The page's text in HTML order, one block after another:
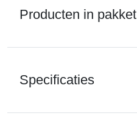
Producten in pakket
Specificaties